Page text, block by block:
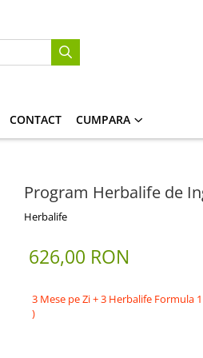
CONTACT CUMPARA
Program Herbalife de
Herbalife
626,00 RON
3 Mese pe Zi + 3 Herbalife Formula
)